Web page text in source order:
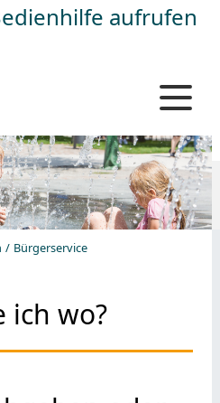
aufrufen
Bürgerservice
ich wo?